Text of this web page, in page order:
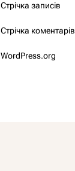
Стрічка записів
Стрічка коментарів
WordPress.org